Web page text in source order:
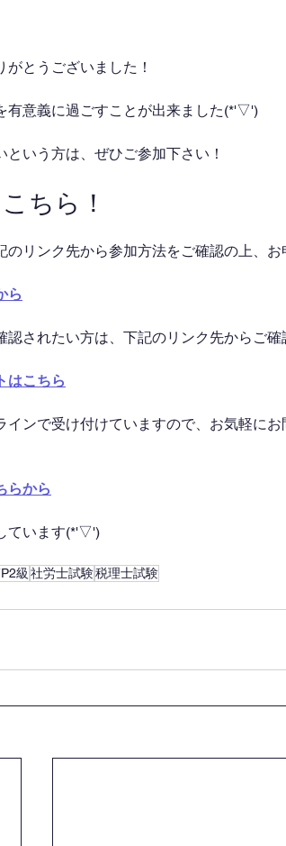
とうございました！
有意義に過ごすことが出来ました(*'▽')
いう方は、ぜひご参加下さい！
ちら！
リンク先から参加方法をご確認の上、お
ら
されたい方は、下記のリンク先からご確
はこちら
インで受け付けていますので、お気軽に
らから
ています(*'▽')
級 社労士試験税理士試験